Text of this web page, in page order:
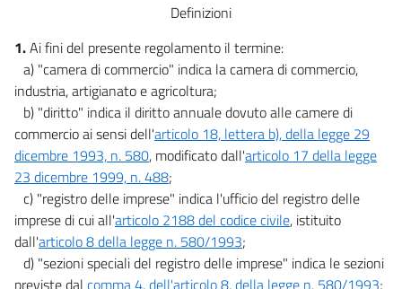
Definizioni
1.Ai fini del presente regolamento il termine:
a) "camera di commercio" indica la camera di commercio,
industria, artigianato e agricoltura;
b) "diritto" indica il diritto annuale dovuto alle camere di
commercio ai sensi dell'articolo 18, lettera b), della legge 29
dicembre 1993, n. 580, modificato dall'articolo 17 della legge
23 dicembre 1999, n. 488;
c) "registro delle imprese" indica l'ufficio del registro delle
imprese di cui all'articolo 2188 del codice civile, istituito
dall'articolo 8 della legge n. 580/1993;
d) "sezioni speciali del registro delle imprese" indica le sezioni
previste dal comma 4, dell'articolo 8, della legge n. 580/1993;